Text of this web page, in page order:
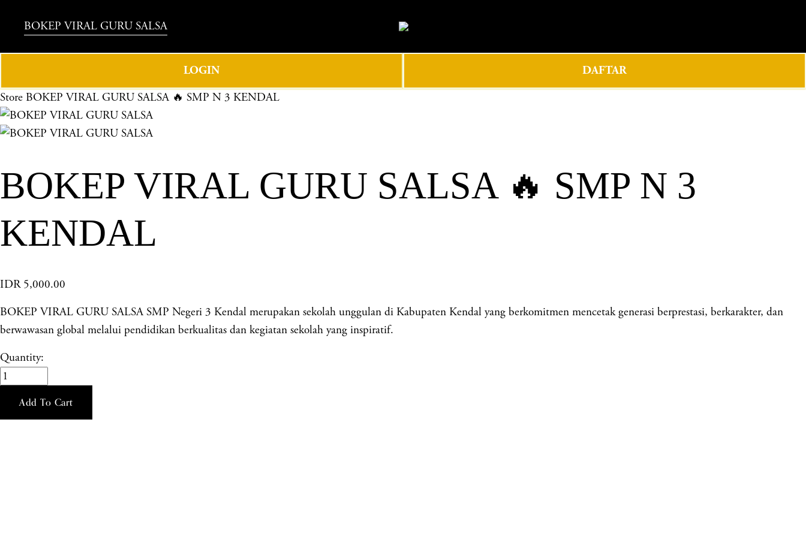
BOKEP VIRAL GURU SALSA
LOGIN DAFTAR
Store BOKEP VIRAL GURU SALSA 🔥 SMP N 3 KENDAL
BOKEP VIRAL GURU SALSA 🔥 SMP N 3
KENDAL
IDR 5,000.00
BOKEP VIRAL GURU SALSA SMP Negeri 3 Kendal merupakan sekolah unggulan di Kabupaten Kendal yang berkomitmen mencetak generasi berprestasi, berkarakter, dan
berwawasan global melalui pendidikan berkualitas dan kegiatan sekolah yang inspiratif.
Quantity:
Add To Cart